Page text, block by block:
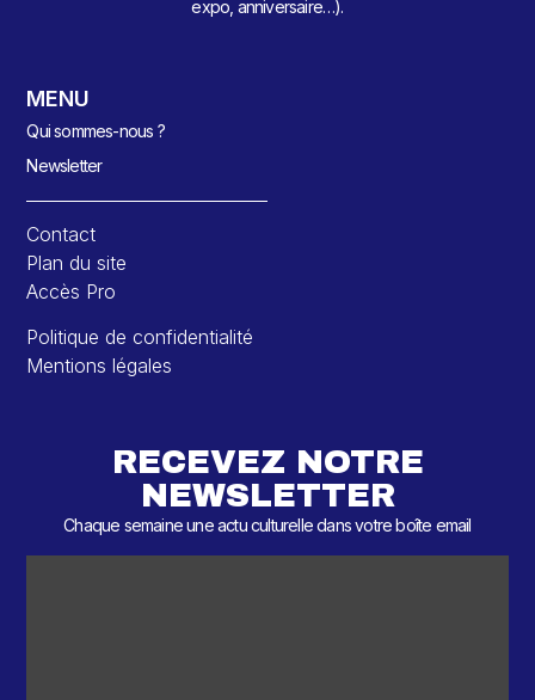
expo, anniversaire…).
MENU
Qui sommes-nous ?
Newsletter
Contact
Plan du site
Accès Pro
Politique de confidentialité
Mentions légales
RECEVEZ NOTRE
NEWSLETTER
Chaque semaine une actu culturelle dans votre boîte email